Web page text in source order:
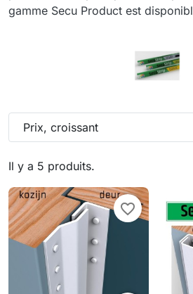
gamme Secu Product est
Il y a 5 produits.
Prix, croissant
favorite_border